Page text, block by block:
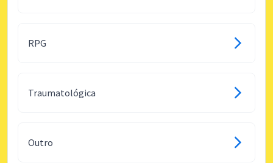
RPG
Traumatológica
Outro